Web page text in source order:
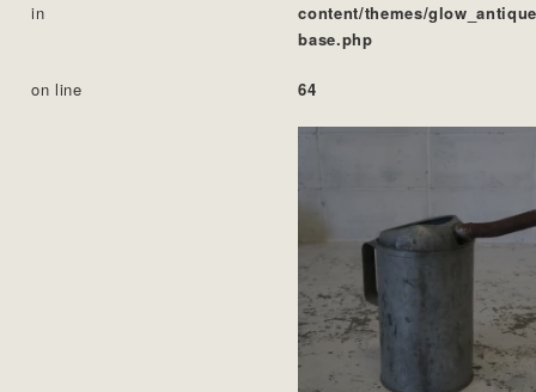
in
content/themes/
base.php
on line 64